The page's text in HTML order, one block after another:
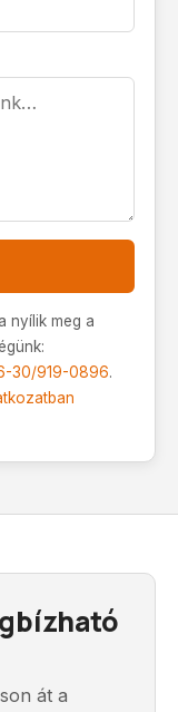
nyílik meg a
30/919-0896.
át a